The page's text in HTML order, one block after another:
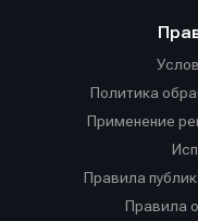
Политика
Применение
Правила
Правила